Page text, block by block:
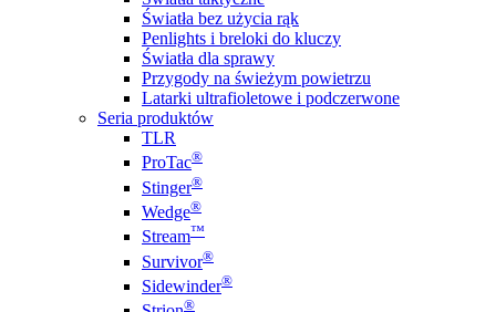
Światła bez użycia rąk
Penlights i breloki do kluczy
Światła dla sprawy
Przygody na świeżym powietrzu
Latarki ultrafioletowe i podczerwone
Seria produktów
TLR
ProTac®
Stinger®
Wedge®
Stream™
Survivor®
Sidewinder®
®